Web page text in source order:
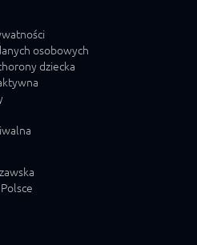
osobowych
dziecka